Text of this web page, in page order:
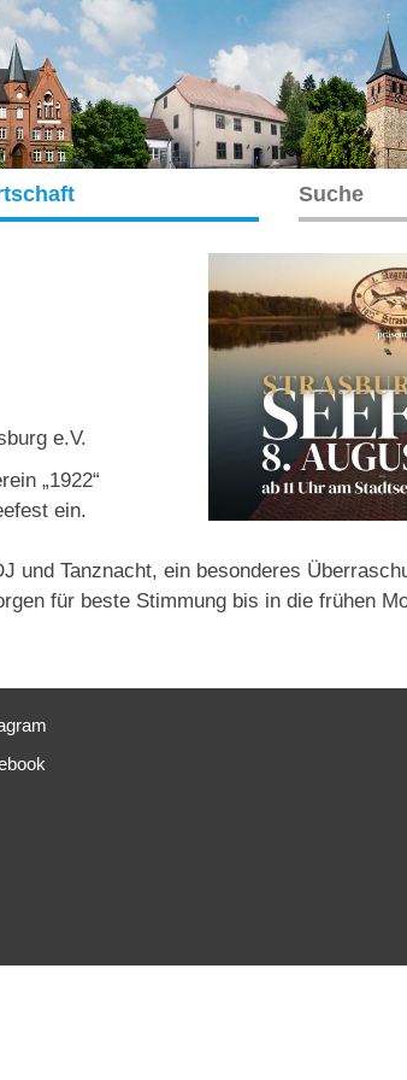
e.V.
„1922“
ein.
und Tanznacht, ein besonderes
für beste Stimmung bis in die frühen